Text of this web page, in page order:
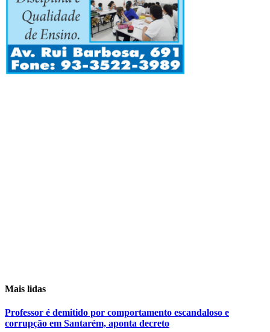
Mais lidas
Professor é demitido por comportamento escandaloso e
corrupção em Santarém, aponta decreto